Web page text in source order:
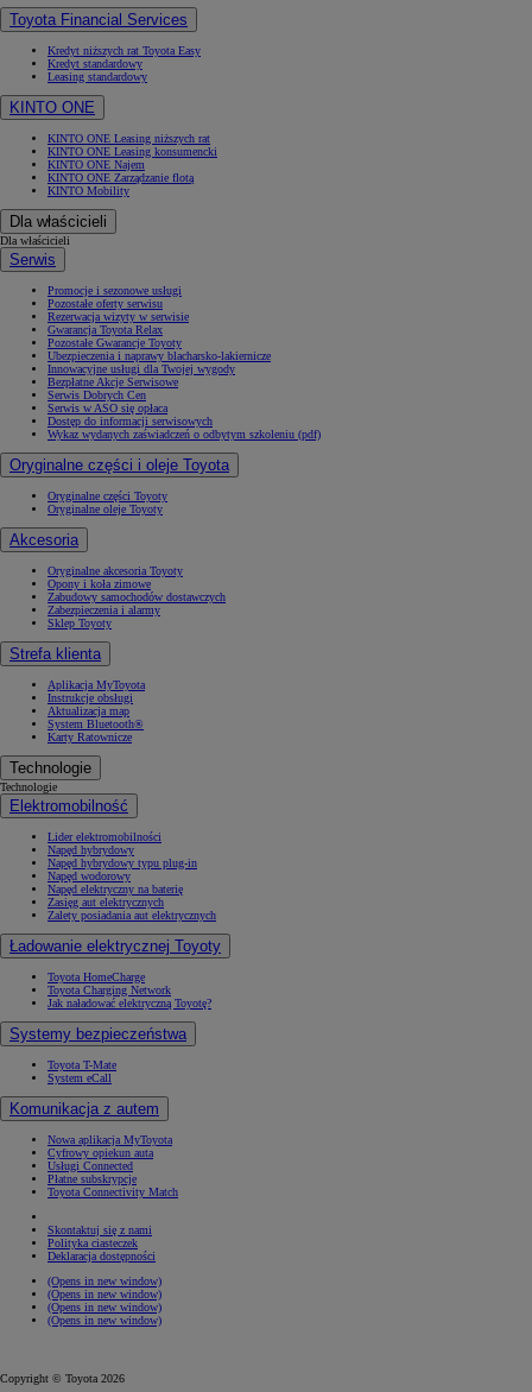
Toyota Financial Services
Kredyt niższych rat Toyota Easy
Kredyt standardowy
Leasing standardowy
KINTO ONE
KINTO ONE Leasing niższych rat
KINTO ONE Leasing konsumencki
KINTO ONE Najem
KINTO ONE Zarządzanie flotą
KINTO Mobility
Dla właścicieli
Dla właścicieli
Serwis
Promocje i sezonowe usługi
Pozostałe oferty serwisu
Rezerwacja wizyty w serwisie
Gwarancja Toyota Relax
Pozostałe Gwarancje Toyoty
Ubezpieczenia i naprawy blacharsko-lakiernicze
Innowacyjne usługi dla Twojej wygody
Bezpłatne Akcje Serwisowe
Serwis Dobrych Cen
Serwis w ASO się opłaca
Dostęp do informacji serwisowych
Wykaz wydanych zaświadczeń o odbytym szkoleniu (pdf)
Oryginalne części i oleje Toyota
Oryginalne części Toyoty
Oryginalne oleje Toyoty
Akcesoria
Oryginalne akcesoria Toyoty
Opony i koła zimowe
Zabudowy samochodów dostawczych
Zabezpieczenia i alarmy
Sklep Toyoty
Strefa klienta
Aplikacja MyToyota
Instrukcje obsługi
Aktualizacja map
System Bluetooth®
Karty Ratownicze
Technologie
Technologie
Elektromobilność
Lider elektromobilności
Napęd hybrydowy
Napęd hybrydowy typu plug-in
Napęd wodorowy
Napęd elektryczny na baterię
Zasięg aut elektrycznych
Zalety posiadania aut elektrycznych
Ładowanie elektrycznej Toyoty
Toyota HomeCharge
Toyota Charging Network
Jak naładować elektryczną Toyotę?
Systemy bezpieczeństwa
Toyota T-Mate
System eCall
Komunikacja z autem
Nowa aplikacja MyToyota
Cyfrowy opiekun auta
Usługi Connected
Płatne subskrypcje
Toyota Connectivity Match
Skontaktuj się z nami
Polityka ciasteczek
Deklaracja dostępności
(Opens in new window)
(Opens in new window)
(Opens in new window)
(Opens in new window)
Copyright © Toyota 2026